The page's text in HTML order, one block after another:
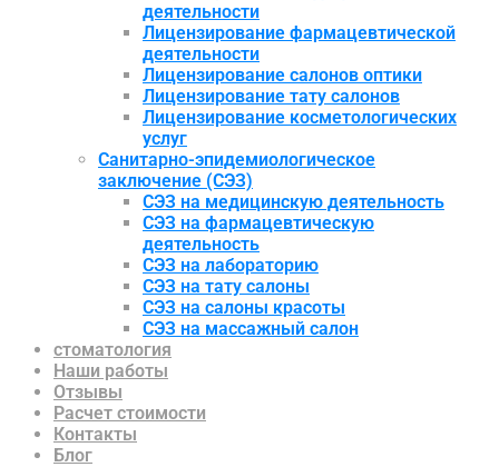
деятельности
Лицензирование фармацевтической
деятельности
Лицензирование салонов оптики
Лицензирование тату салонов
Лицензирование косметологических
услуг
Санитарно-эпидемиологическое
заключение (СЭЗ)
СЭЗ на медицинскую деятельность
СЭЗ на фармацевтическую
деятельность
СЭЗ на лабораторию
СЭЗ на тату салоны
СЭЗ на салоны красоты
СЭЗ на массажный салон
стоматология
Наши работы
Отзывы
Расчет стоимости
Контакты
Блог